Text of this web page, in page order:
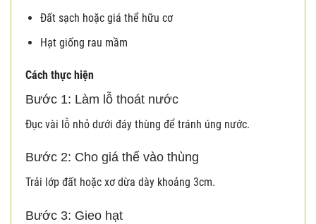
Đất sạch hoặc giá thể hữu cơ
Hạt giống rau mầm
Cách thực hiện
Bước 1: Làm lỗ thoát nước
Đục vài lỗ nhỏ dưới đáy thùng để tránh úng nước.
Bước 2: Cho giá thể vào thùng
Trải lớp đất hoặc xơ dừa dày khoảng 3cm.
Bước 3: Gieo hạt